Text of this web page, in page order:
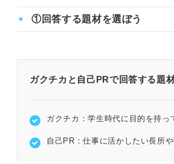
①回答する題材を選ぼう
ガクチカと自己PRで回答する題
ガクチカ：学生時代に目的を持っ
自己PR：仕事に活かしたい長所